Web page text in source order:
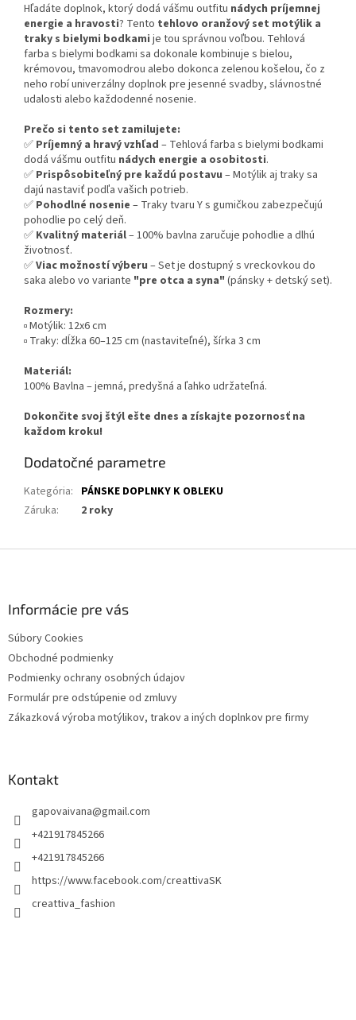
Hľadáte doplnok, ktorý dodá vášmu outfitu nádych príjemnej
energie a hravosti? Tento tehlovo oranžový set motýlik a
traky s bielymi bodkami je tou správnou voľbou. Tehlová
farba s bielymi bodkami sa dokonale kombinuje s bielou,
krémovou, tmavomodrou alebo dokonca zelenou košelou, čo z
neho robí univerzálny doplnok pre jesenné svadby, slávnostné
udalosti alebo každodenné nosenie.
Prečo si tento set zamilujete:
✅ Príjemný a hravý vzhľad – Tehlová farba s bielymi bodkami
dodá vášmu outfitu nádych energie a osobitosti.
✅ Prispôsobiteľný pre každú postavu – Motýlik aj traky sa
dajú nastaviť podľa vašich potrieb.
✅ Pohodlné nosenie – Traky tvaru Y s gumičkou zabezpečujú
pohodlie po celý deň.
✅ Kvalitný materiál– 100% bavlna zaručuje pohodlie a dlhú
životnosť.
✅Viac možností výberu – Set je dostupný s vreckovkou do
saka alebo vo variante "pre otca a syna" (pánsky + detský set).
Rozmery:
▫️ Motýlik: 12x6 cm
▫️ Traky: dĺžka 60–125 cm (nastaviteľné), šírka 3 cm
Materiál:
100% Bavlna – jemná, predyšná a ľahko udržateľná.
Dokončite svoj štýl ešte dnes a získajte pozornosť na
každom kroku!
Dodatočné parametre
Kategória: PÁNSKE DOPLNKY K OBLEKU
Záruka: 2 roky
Informácie pre vás
Súbory Cookies
Obchodné podmienky
Podmienky ochrany osobných údajov
Formulár pre odstúpenie od zmluvy
Zákazková výroba motýlikov, trakov a iných doplnkov pre firmy
Kontakt
gapovaivana@gmail.com
+421917845266
+421917845266
https://www.facebook.com/creattivaSK
creattiva_fashion